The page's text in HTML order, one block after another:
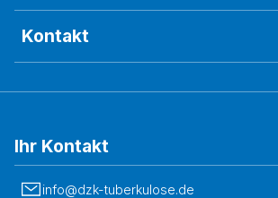
Kontakt
Ihr Kontakt
info@dzk-tuberkulose.de